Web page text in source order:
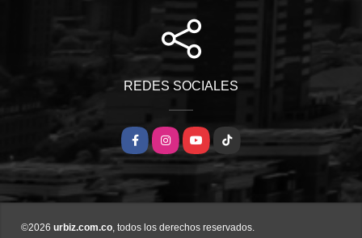
REDES SOCIALES
FacebookInstagramYouTubeTikTok
©2026 urbiz.com.co, todos los derechos reservados.